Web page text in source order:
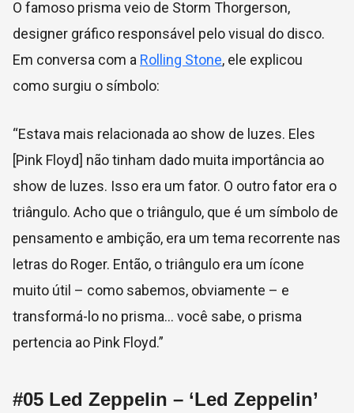
O famoso prisma veio de Storm Thorgerson,
designer gráfico responsável pelo visual do disco.
Em conversa com a Rolling Stone, ele explicou
como surgiu o símbolo:
“Estava mais relacionada ao show de luzes. Eles
[Pink Floyd] não tinham dado muita importância ao
show de luzes. Isso era um fator. O outro fator era o
triângulo. Acho que o triângulo, que é um símbolo de
pensamento e ambição, era um tema recorrente nas
letras do Roger. Então, o triângulo era um ícone
muito útil – como sabemos, obviamente – e
transformá-lo no prisma… você sabe, o prisma
pertencia ao Pink Floyd.”
#05 Led Zeppelin – ‘Led Zeppelin’